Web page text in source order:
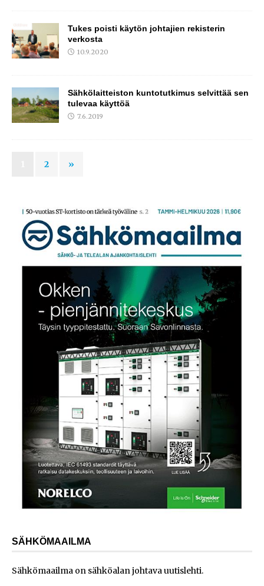
Tukes poisti käytön johtajien rekisterin
verkosta
10.9.2020
Sähkölaitteiston kuntotutkimus selvittää sen
tulevaa käyttöä
7.6.2019
2 »
SÄHKÖMAAILMA
Sähkömaailma on sähköalan johtava uutislehti.